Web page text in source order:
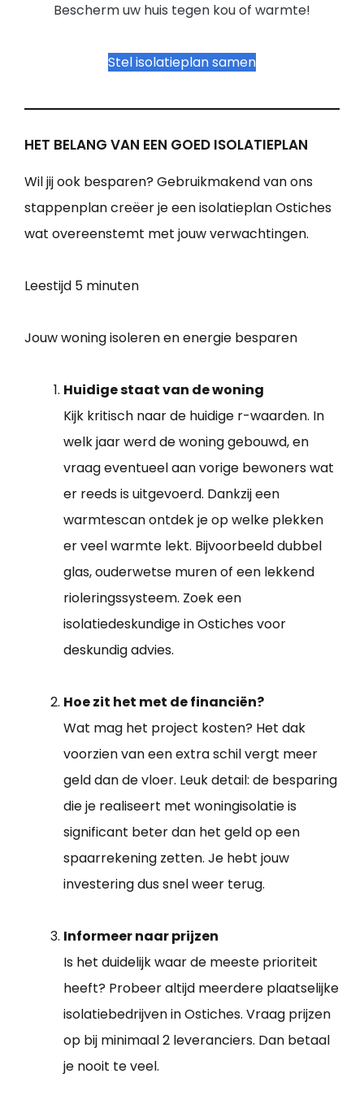
Bescherm uw huis tegen kou of warmte!
Stel isolatieplan samen
HET BELANG VAN EEN GOED ISOLATIEPLAN
Wil jij ook besparen? Gebruikmakend van ons
stappenplan creëer je een isolatieplan Ostiches
wat overeenstemt met jouw verwachtingen.
Leestijd 5 minuten
Jouw woning isoleren en energie besparen
Huidige staat van de woning
Kijk kritisch naar de huidige r-waarden. In
welk jaar werd de woning gebouwd, en
vraag eventueel aan vorige bewoners wat
er reeds is uitgevoerd. Dankzij een
warmtescan ontdek je op welke plekken
er veel warmte lekt. Bijvoorbeeld dubbel
glas, ouderwetse muren of een lekkend
rioleringssysteem. Zoek een
isolatiedeskundige in Ostiches voor
deskundig advies.
Hoe zit het met de financiën?
Wat mag het project kosten? Het dak
voorzien van een extra schil vergt meer
geld dan de vloer. Leuk detail: de besparing
die je realiseert met woningisolatie is
significant beter dan het geld op een
spaarrekening zetten. Je hebt jouw
investering dus snel weer terug.
Informeer naar prijzen
Is het duidelijk waar de meeste prioriteit
heeft? Probeer altijd meerdere plaatselijke
isolatiebedrijven in Ostiches. Vraag prijzen
op bij minimaal 2 leveranciers. Dan betaal
je nooit te veel.